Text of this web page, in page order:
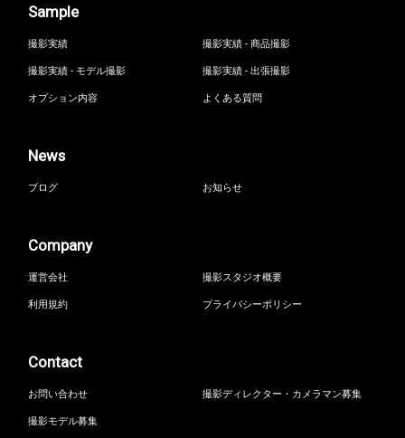
Sample
撮影実績
撮影実績 - 商品撮影
撮影実績 - モデル撮影
撮影実績 - 出張撮影
オプション内容
よくある質問
News
ブログ お知らせ
Company
運営会社
撮影スタジオ概要
利用規約
プライバシーポリシー
Contact
お問い合わせ
撮影ディレクター・カメラマン募集
撮影モデル募集